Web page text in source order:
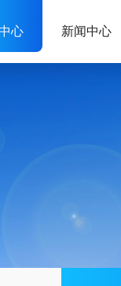
心 新闻中心